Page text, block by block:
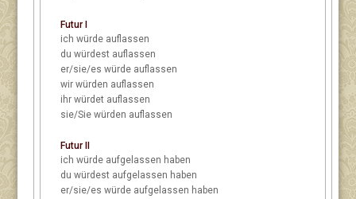
Futur I
ich würde auflassen
du würdest auflassen
er/sie/es würde auflassen
wir würden auflassen
ihr würdet auflassen
sie/Sie würden auflassen
Futur II
ich
würde aufgelassen haben
du
würdest aufgelassen haben
er/sie/es
würde aufgelassen haben